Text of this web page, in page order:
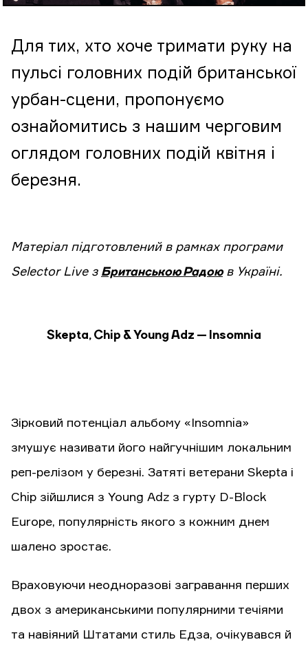
Для тих, хто хоче тримати руку на
пульсі головних подій британської
урбан-сцени, пропонуємо
ознайомитись з нашим черговим
оглядом головних подій квітня і
березня.
Матеріал підготовлений в рамках програми
Selector Live з Британською Радоюв Україні.
Skepta, Chip & Young Adz — Insomnia
Зірковий потенціал альбому «Insomnia»
змушує називати його найгучнішим локальним
реп-релізом у березні. Затяті ветерани Skepta і
Chip зійшлися з Young Adz з гурту D-Block
Europe, популярність якого з кожним днем
шалено зростає.
Враховуючи неодноразові загравання перших
двох з американськими популярними течіями
та навіяний Штатами стиль Едза, очікувався й